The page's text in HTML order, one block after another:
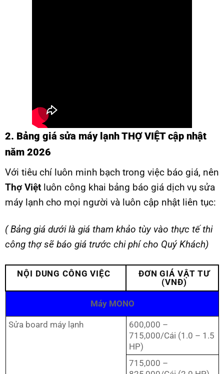
2. Bảng giá sửa máy lạnh THỢ VIỆT cập nhật
năm 2026
Với tiêu chí luôn minh bạch trong việc báo giá, nên
Thợ Việt luôn công khai bảng báo giá dịch vụ sửa
máy lạnh cho mọi người và luôn cập nhật liên tục:
( Bảng giá dưới là giá tham khảo tùy vào thực tế thi
công thợ sẽ báo giá trước chi phí cho Quý Khách)
NỘI DUNG CÔNG VIỆC
ĐƠN GIÁ VẬT TƯ
(VNĐ)
Máy MONO
Sửa board máy lạnh
600,000 –
715,000/Cái (1.0 – 1.5
HP)
715,000 –